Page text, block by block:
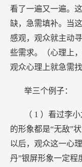
看了一遍又一遍。
缺，急需填补。当
感观，观众就主动
些需求。（心理上
观众心理上就急需
举三个例子：
（ 1 ）看过李
的形象都是“无敌”
以后，观众这一心
丹”银屏形象一定程